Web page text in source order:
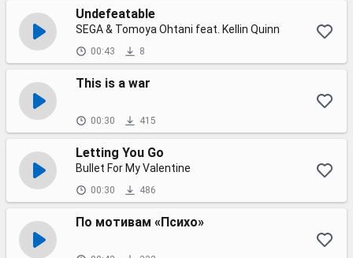
Undefeatable
SEGA & Tomoya Ohtani feat. Kellin Quinn
00:43 8
This is a war
00:30 415
Letting You Go
Bullet For My Valentine
00:30 486
По мотивам «Психо»